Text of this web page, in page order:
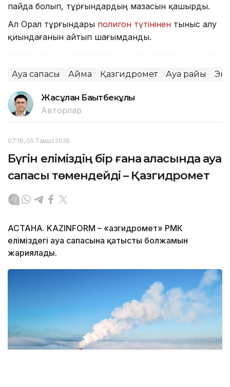
пайда болып, тұрғындардың мазасын қашырды.
Ал Орал тұрғындары полигон түтінінен тыныс алу
қиындағанын айтып шағымданды.
Ауа сапасы Аймақ Қазгидромет Ауа райы
Жасұлан Бақытбекұлы
Авторлар
07:16, 05 Тамыз 2026
Бүгін еліміздің бір ғана қаласында ауа
сапасы төмендейді – Қазгидромет
АСТАНА. KAZINFORM – «Қазгидромет» РМК
еліміздегі ауа сапасына қатысты болжамын
жариялады.